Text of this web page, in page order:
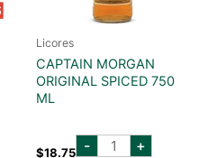
Licores
CAPTAIN MORGAN
ORIGINAL SPICED 750
ML
$18.75 - captain
morgan
+